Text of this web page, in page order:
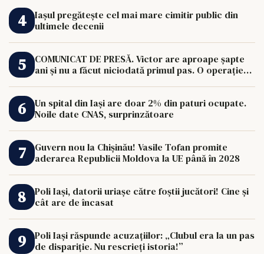
Iașul pregătește cel mai mare cimitir public din
ultimele decenii
COMUNICAT DE PRESĂ. Victor are aproape șapte
ani și nu a făcut niciodată primul pas. O operație
Un spital din Iași are doar 2% din paturi ocupate.
Noile date CNAS, surprinzătoare
Guvern nou la Chișinău! Vasile Tofan promite
aderarea Republicii Moldova la UE până în 2028
Poli Iași, datorii uriașe către foștii jucători! Cine și
cât are de încasat
Poli Iași răspunde acuzațiilor: „Clubul era la un pas
de dispariție. Nu rescrieți istoria!”